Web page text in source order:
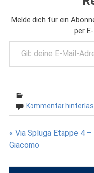
Melde dich für ein
per
Gib deine E-Mail-Adresse ein ...
Kommentar
« Via Spluga Etappe 4
Giacomo